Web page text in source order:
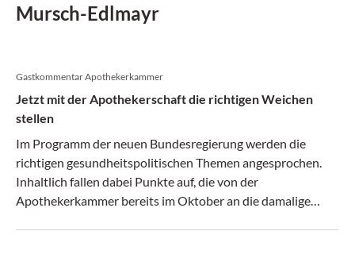
Mursch-Edlmayr
Gastkommentar Apothekerkammer
Jetzt mit der Apothekerschaft die richtigen Weichen
stellen
Im Programm der neuen Bundesregierung werden die
richtigen gesundheitspolitischen Themen angesprochen.
Inhaltlich fallen dabei Punkte auf, die von der
Apothekerkammer bereits im Oktober an die damalige